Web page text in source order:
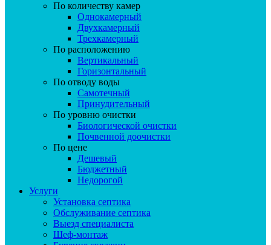
По количеству камер
Однокамерный
Двухкамерный
Трехкамерный
По расположению
Вертикальный
Горизонтальный
По отводу воды
Самотечный
Принудительный
По уровню очистки
Биологической очистки
Почвенной доочистки
По цене
Дешевый
Бюджетный
Недорогой
Услуги
Установка септика
Обслуживание септика
Выезд специалиста
Шеф-монтаж